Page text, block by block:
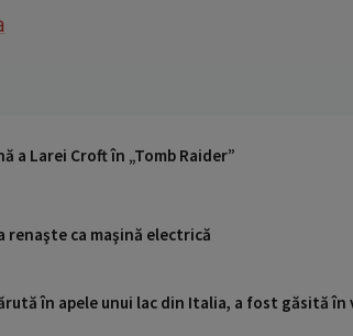
a Larei Croft în „Tomb Raider”
renaşte ca maşină electrică
în apele unui lac din Italia, a fost găsită